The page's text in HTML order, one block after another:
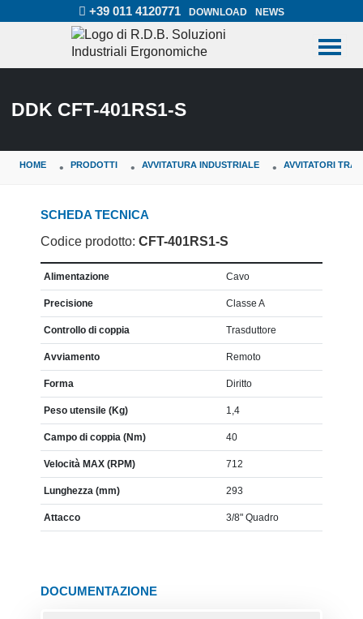
+39 011 4120771 DOWNLOAD NEWS
DDK CFT-401RS1-S
HOME PRODOTTI AVVITATURA INDUSTRIALE AVVITATORI
SCHEDA TECNICA
Codice prodotto: CFT-401RS1-S
CARATTERISTICA
Alimentazione Cavo
Precisione Classe A
Controllo di coppia Trasduttore
Avviamento Remoto
Forma Diritto
Peso utensile (Kg) 1,4
Campo di coppia (Nm) 40
Velocità MAX (RPM) 712
Lunghezza (mm) 293
Attacco 3/8" Quadro
DOCUMENTAZIONE